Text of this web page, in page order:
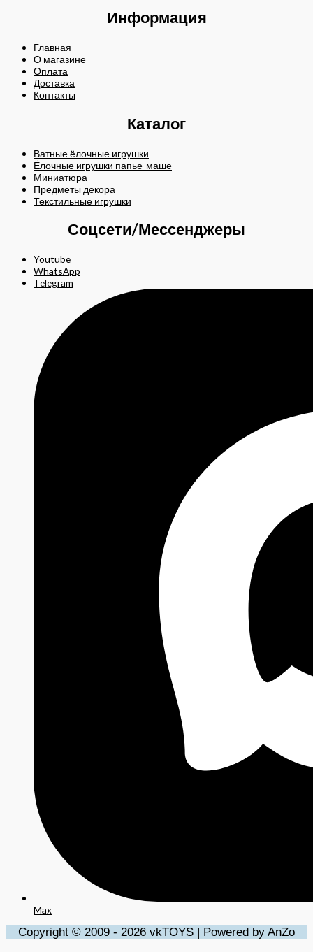
Информация
Главная
О магазине
Оплата
Доставка
Контакты
Каталог
Ватные ёлочные игрушки
Ёлочные игрушки папье-маше
Миниатюра
Предметы декора
Текстильные игрушки
Соцсети/Мессенджеры
Youtube
WhatsApp
Telegram
Max
Copyright © 2009 - 2026 vkTOYS | Powered by AnZo